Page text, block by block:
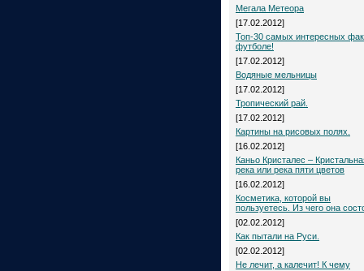
Мегала Метеора
[17.02.2012]
Топ-30 самых интересных
футболе!
[17.02.2012]
Водяные мельницы
[17.02.2012]
Тропический рай.
[17.02.2012]
Картины на рисовых полях.
[16.02.2012]
Каньо Кристалес –
река или река пяти цветов
[16.02.2012]
Косметика, которой вы
пользуетесь. Из чего она
[02.02.2012]
Как пытали на Руси.
[02.02.2012]
Не лечит, а калечит! К чему